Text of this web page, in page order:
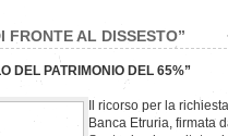
FRONTE AL DISSESTO”
DEL PATRIMONIO DEL 65%”
Il ricorso per la
Banca Etruria, firmata